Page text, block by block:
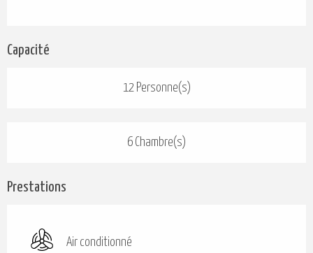
Capacité
12 Personne(s)
6 Chambre(s)
Prestations
Air conditionné